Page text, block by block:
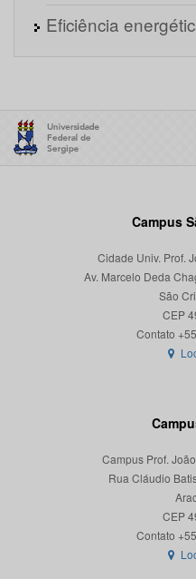
Eficiência
Campus
Cidade Univ. Prof.
Av. Marcelo Deda
São
CEP
Campus Prof.
Rua Cláudio
CEP